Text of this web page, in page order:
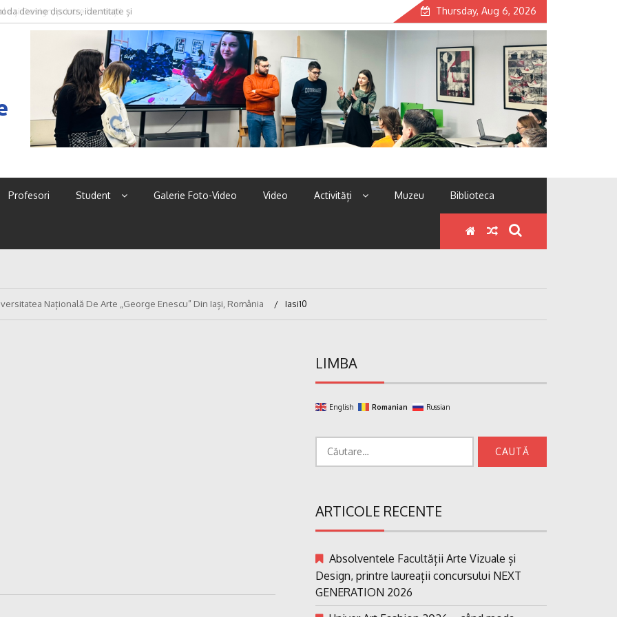
devine discurs, identitate și
Thursday, Aug 6, 2026
Profesori Student Galerie Foto-Video Video Activități Muzeu Biblioteca
Națională De Arte „George Enescu” Din Iași, România Iasi10
LIMBA
English Romanian Russian
ARTICOLE RECENTE
Absolventele Facultății Arte Vizuale și
Design, printre laureații concursului NEXT
GENERATION 2026